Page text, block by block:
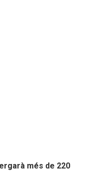
més de 220